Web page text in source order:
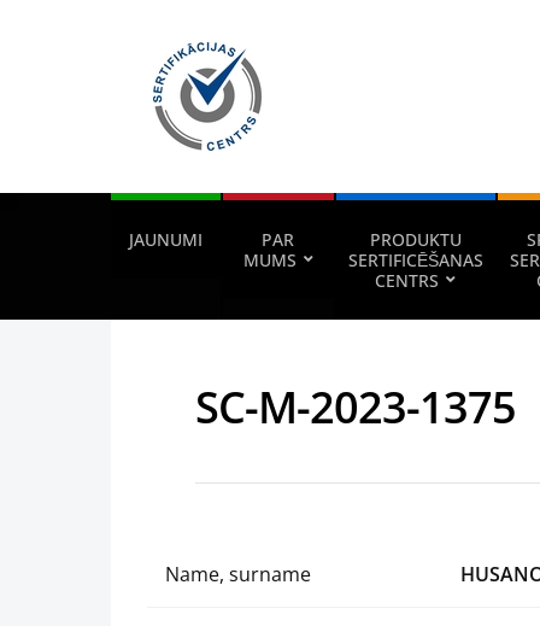
JAUNUMI
PAR
MUMS
PRODUKTU
SERTIFICĒŠANAS
CENTRS
SC-M-2023-1375
Name, surname